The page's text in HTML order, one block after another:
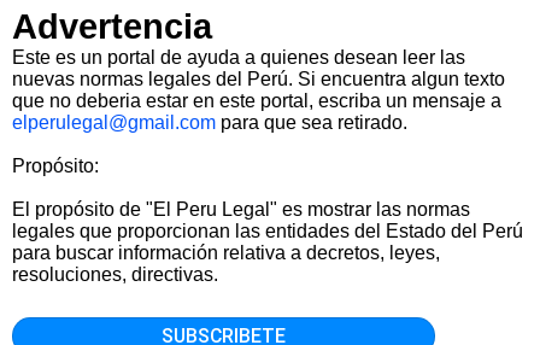
Advertencia
Este es un portal de ayuda a quienes desean leer las
nuevas normas legales del Perú. Si encuentra algun texto
que no deberia estar en este portal, escriba un mensaje a
elperulegal@gmail.com para que sea retirado.
Propósito:
El propósito de "El Peru Legal" es mostrar las normas
legales que proporcionan las entidades del Estado del Perú
para buscar información relativa a decretos, leyes,
resoluciones, directivas.